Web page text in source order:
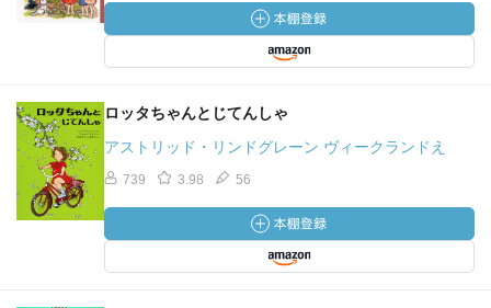
ロッタちゃんとじてんしゃ
アストリッド・リンドグレーン ヴィークランドえ
739 3.98 56